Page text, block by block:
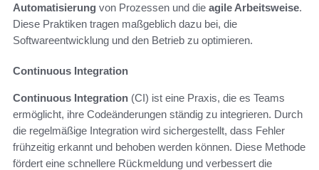
Automatisierung von Prozessen und die agile Arbeitsweise.
Diese Praktiken tragen maßgeblich dazu bei, die
Softwareentwicklung und den Betrieb zu optimieren.
Continuous Integration
Continuous Integration (CI) ist eine Praxis, die es Teams
ermöglicht, ihre Codeänderungen ständig zu integrieren. Durch
die regelmäßige Integration wird sichergestellt, dass Fehler
frühzeitig erkannt und behoben werden können. Diese Methode
fördert eine schnellere Rückmeldung und verbessert die